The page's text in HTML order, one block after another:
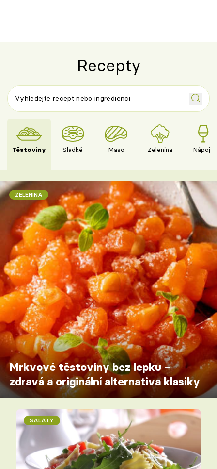
Recepty
Těstoviny Sladké Maso Zelenina Nápoje
ZELENINA
Mrkvové těstoviny bez lepku –
zdravá a originální alternativa klasiky
SALÁTY